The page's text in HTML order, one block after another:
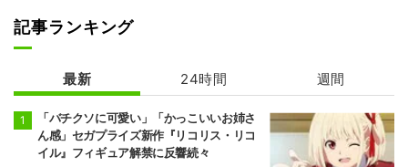
記事ランキング
最新 24時間 週間
「バチクソに可愛い」「かっこいいお姉さ
ん感」セガプライズ新作『リコリス・リコ
イル』フィギュア解禁に反響続々